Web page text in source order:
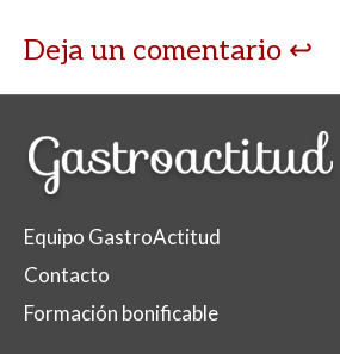
Deja un comentario
Equipo GastroActitud
Contacto
Formación bonificable